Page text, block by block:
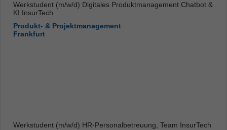
Werkstudent (m/w/d) Digitales Produktmanagement Chatbot &
KI InsurTech
Produkt- & Projektmanagement
Frankfurt
Werkstudent (m/w/d) HR-Personalbetreuung, Team InsurTech